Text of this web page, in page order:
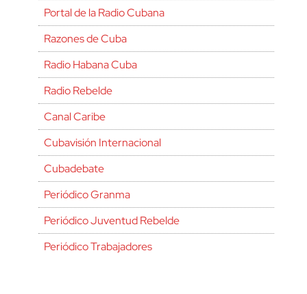
Portal de la Radio Cubana
Razones de Cuba
Radio Habana Cuba
Radio Rebelde
Canal Caribe
Cubavisión Internacional
Cubadebate
Periódico Granma
Periódico Juventud Rebelde
Periódico Trabajadores